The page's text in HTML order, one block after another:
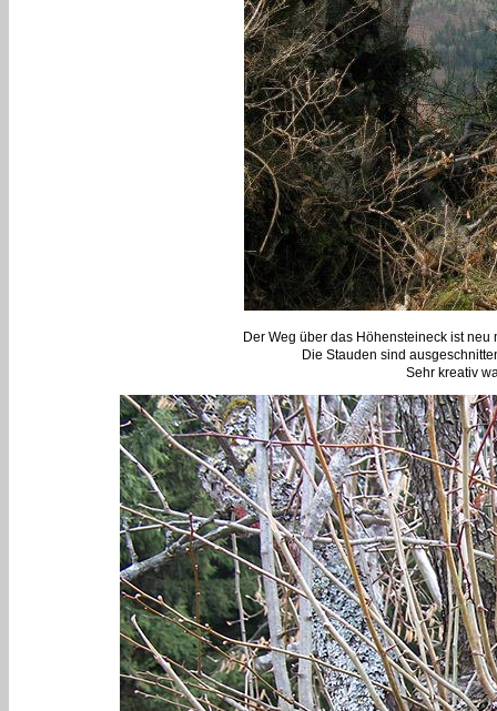
Der Weg über das Höhensteineck ist
Die Stauden sind
Sehr kreativ